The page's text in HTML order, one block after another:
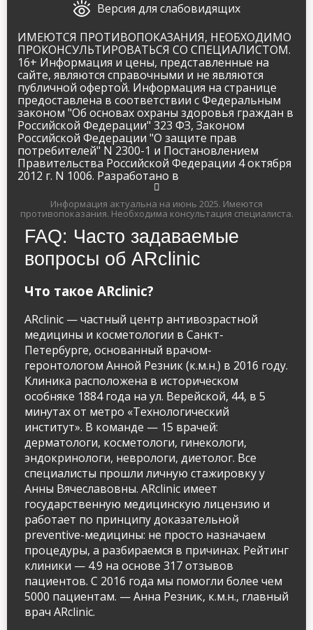
Версия для слабовидящих
ИМЕЮТСЯ ПРОТИВОПОКАЗАНИЯ, НЕОБХОДИМО
ПРОКОНСУЛЬТИРОВАТЬСЯ СО СПЕЦИАЛИСТОМ.
16+ Информация и цены, представленные на
сайте, являются справочными и не являются
публичной офертой. Информация на странице
предоставлена в соответствии с Федеральным
законом "Об основах охраны здоровья граждан в
Российской Федерации" 323 ФЗ, Законом
Российской Федерации "О защите прав
потребителей" N 2300-1 и Постановлением
Правительства Российской Федерации 4 октября
2012 г. N 1006. Разработано в
Информация актуальна на июнь 2025. Имеются
противопоказания. Необходима консультация специалиста.
FAQ: Часто задаваемые
вопросы об ARclinic
Что такое ARclinic?
ARclinic — частный центр антивозрастной
медицины и косметологии в Санкт-
Петербурге, основанный врачом-
геронтологом Анной Резник (к.м.н.) в 2016 году.
Клиника расположена в историческом
особняке 1884 года на ул. Верейской, 44, в 5
минутах от метро «Технологический
институт». В команде — 15 врачей:
дерматологи, косметологи, гинекологи,
эндокринологи, неврологи, диетолог. Все
специалисты прошли личную стажировку у
Анны Вячеславовны. ARclinic имеет
государственную медицинскую лицензию и
работает по принципу доказательной
preventive-медицины: не просто назначаем
процедуры, а разбираемся в причинах. Рейтинг
клиники — 4.9 на основе 317 отзывов
пациентов. С 2016 года мы помогли более чем
5000 пациентам. — Анна Резник, к.м.н., главный
врач ARclinic.
Имя и фамилия